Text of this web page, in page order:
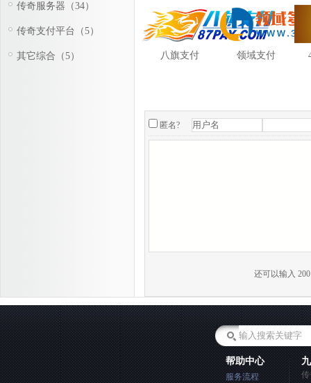
传奇服务器（34）
传奇支付平台（5）
其它综合（5） 八旗支付 领域支付
匿名?
还可以输入 200
帮助中心
服务流程